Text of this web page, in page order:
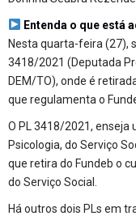
Entenda o que está
Nesta quarta-feira (27),
3418/2021 (Deputada
DEM/TO), onde é
que regulamenta o
O PL 3418/2021, enseja
Psicologia, do Serviço
que retira do Fundeb o
do Serviço Social.
Há outros dois PLs em